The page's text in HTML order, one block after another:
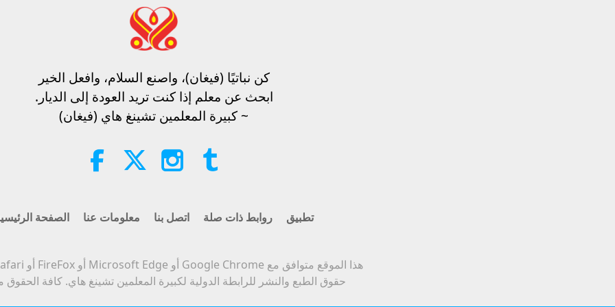
كن نباتيًا (فيغان)، واصنع السلام، وافعل الخير​
ابحث عن معلم إذا كنت تريد العودة إلى الديار.
~ كبيرة المعلمين تشينغ هاي (فيغان)
الصفحة معلومات عنا اتصل بنا روابط ذات صلة تطبيق
هذا الموقع متوافق مع Google Chrome أو Microsoft Edge أو FireFox أو Safari أو Opera.
حقوق الطبع والنشر للرابطة الدولية لكبيرة المعلمين تشينغ هاي. كافة